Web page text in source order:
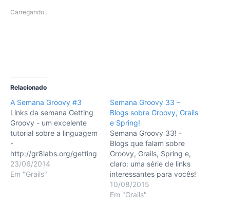
Carregando...
Relacionado
A Semana Groovy #3
Links da semana Getting
Groovy - um excelente
tutorial sobre a linguagem
-
http://gr8labs.org/getting
-groovy/ Guillaume
Laforge liberou o link com
23/06/2014
Em "Grails"
Semana Groovy 33 –
Blogs sobre Groovy, Grails
e Spring!
Semana Groovy 33! -
Blogs que falam sobre
Groovy, Grails, Spring e,
claro: uma série de links
interessantes para vocês!
10/08/2015
Em "Grails"